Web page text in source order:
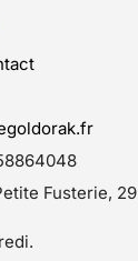
Fusterie,